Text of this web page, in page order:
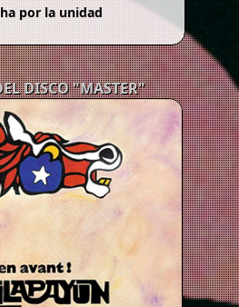
por la unidad
DISCO "MASTER"